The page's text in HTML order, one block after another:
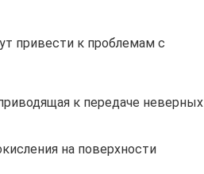
привести к проблемам с
к передаче неверных
на поверхности